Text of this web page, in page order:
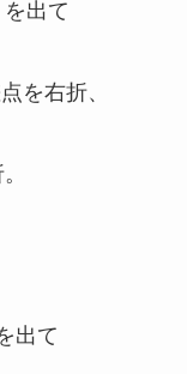
出て
を右折、
出て